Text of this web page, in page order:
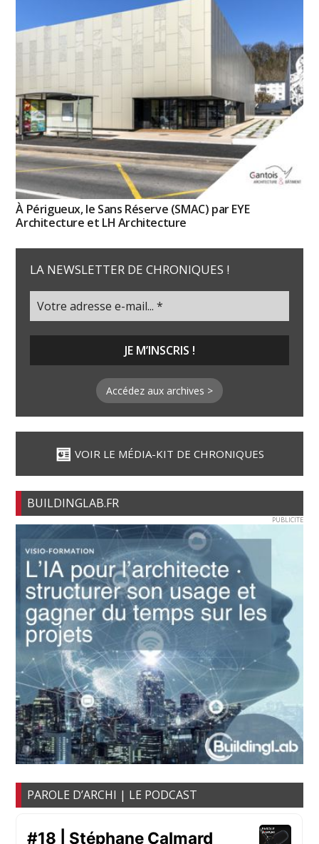
À Périgueux, le Sans Réserve (SMAC) par EYE
Architecture et LH Architecture
LA NEWSLETTER DE CHRONIQUES !
Accédez aux archives >
VOIR LE MÉDIA-KIT DE CHRONIQUES
BUILDINGLAB.FR
PUBLICITE
PAROLE D’ARCHI | LE PODCAST